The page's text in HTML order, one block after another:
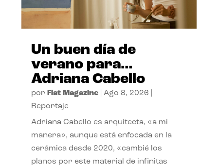
Un buen día de
verano para…
Adriana Cabello
por Flat Magazine| Ago 8, 2026
Reportaje
Adriana Cabello es arquitecta, «a mi
manera», aunque está enfocada en la
cerámica desde 2020, «cambié los
planos por este material de infinitas